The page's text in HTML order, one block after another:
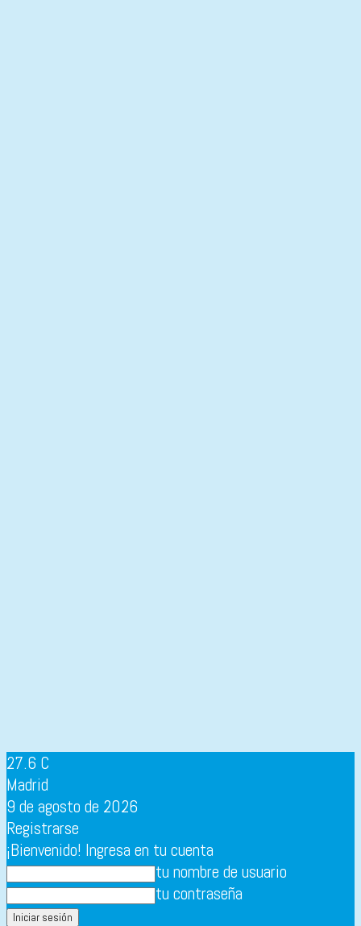
27.6 C
Madrid
9 de agosto de 2026
Registrarse
¡Bienvenido! Ingresa en tu cuenta
tu nombre de usuario
tu contraseña